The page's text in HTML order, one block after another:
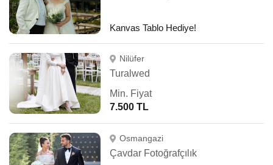
Kanvas Tablo Hediye!
Nilüfer
Turalwed
Min. Fiyat
7.500 TL
Osmangazi
Çavdar Fotoğrafçılık